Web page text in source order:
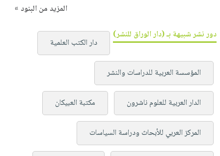
المزيد من البنود »
دور نشر شبيهة بـ (دار الوراق للنشر)
دار الكتب العلمية
المؤسسة العربية للدراسات والنشر
الدار العربية للعلوم ناشرون مكتبة العبيكان
المركز العربي للأبحاث ودراسة السياسات